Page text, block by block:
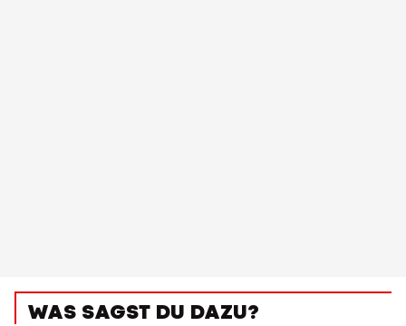
WAS SAGST DU DAZU?